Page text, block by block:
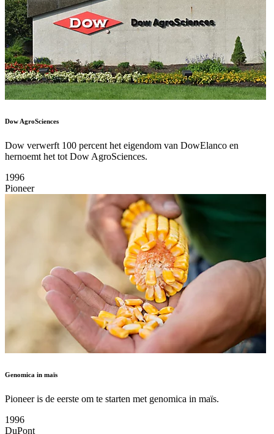
Dow AgroSciences
Dow verwerft 100 percent het eigendom van DowElanco en
hernoemt het tot Dow AgroSciences.
1996
Pioneer
Genomica in maïs
Pioneer is de eerste om te starten met genomica in maïs.
1996
DuPont